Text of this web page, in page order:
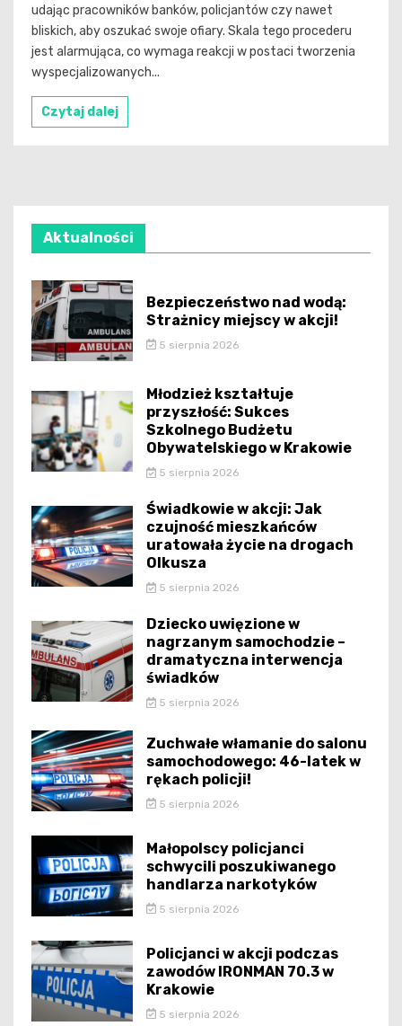
udając pracowników banków, policjantów czy nawet
bliskich, aby oszukać swoje ofiary. Skala tego procederu
jest alarmująca, co wymaga reakcji w postaci tworzenia
wyspecjalizowanych...
Czytaj dalej
Aktualności
Bezpieczeństwo nad wodą:
Strażnicy miejscy w akcji!
5 sierpnia 2026
Młodzież kształtuje
przyszłość: Sukces
Szkolnego Budżetu
Obywatelskiego w Krakowie
5 sierpnia 2026
Świadkowie w akcji: Jak
czujność mieszkańców
uratowała życie na drogach
Olkusza
5 sierpnia 2026
Dziecko uwięzione w
nagrzanym samochodzie –
dramatyczna interwencja
świadków
5 sierpnia 2026
Zuchwałe włamanie do salonu
samochodowego: 46-latek w
rękach policji!
5 sierpnia 2026
Małopolscy policjanci
schwycili poszukiwanego
handlarza narkotyków
5 sierpnia 2026
Policjanci w akcji podczas
zawodów IRONMAN 70.3 w
Krakowie
5 sierpnia 2026